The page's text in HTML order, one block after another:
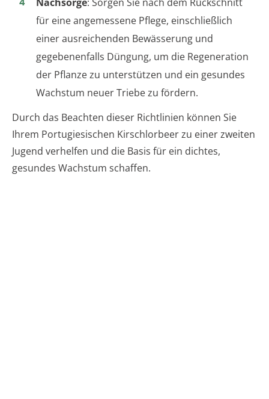
für eine angemessene Pflege, einschließlich
einer ausreichenden Bewässerung und
gegebenenfalls Düngung, um die Regeneration
der Pflanze zu unterstützen und ein gesundes
Wachstum neuer Triebe zu fördern.
Durch das Beachten dieser Richtlinien können Sie
Ihrem Portugiesischen Kirschlorbeer zu einer zweiten
Jugend verhelfen und die Basis für ein dichtes,
gesundes Wachstum schaffen.